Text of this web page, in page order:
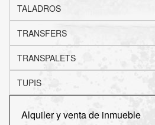
TALADROS
TRANSFERS
TRANSPALETS
TUPIS
Alquiler y venta de inmueble